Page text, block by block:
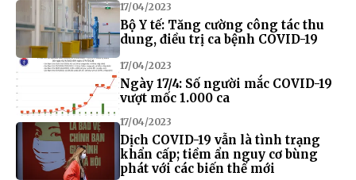
17/04/2023
Bộ Y tế: Tăng cường công tác thu
dung, điều trị ca bệnh COVID-19
17/04/2023
Ngày 17/4: Số người mắc COVID-19
vượt mốc 1.000 ca
17/04/2023
Dịch COVID-19 vẫn là tình trạng
khẩn cấp; tiềm ẩn nguy cơ bùng
phát với các biến thể mới